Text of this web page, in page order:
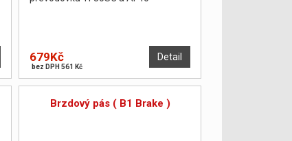
Detail
679Kč
bez DPH 561 Kč
Brzdový pás ( B1 Brake )